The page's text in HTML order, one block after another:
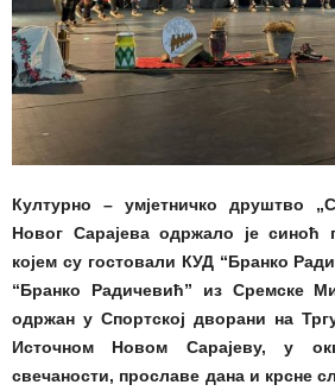
Културно – умјетничко друштво
Новог Сарајева одржало је синоћ
којем су гостовали КУД “Бранко
“Бранко Радичевић” из Сремске
одржан у Спортској дворани на
Источном Новом Сарајеву, у
свечаности, прославе дана и крсне